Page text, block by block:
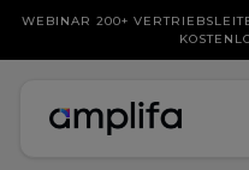
WEBINAR 200+